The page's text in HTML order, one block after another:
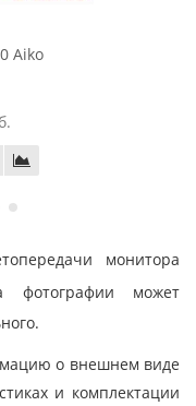
Aiko
монитора
фотографии может
о внешнем виде
и комплектации